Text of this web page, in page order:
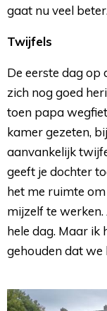
gaat nu veel
Twijfels
De eerste dag op
zich nog goed
toen papa
kamer gezeten,
aanvankelijk
geeft je dochter
het me ruimte
mijzelf te
hele dag. Maar ik
gehouden dat we